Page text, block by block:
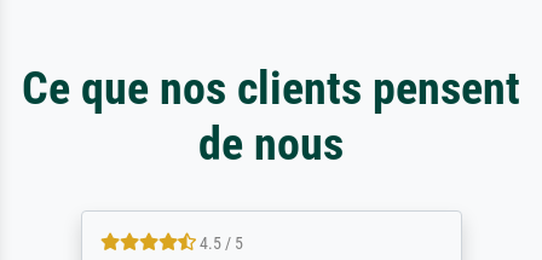
Ce que nos clients pensent
de nous